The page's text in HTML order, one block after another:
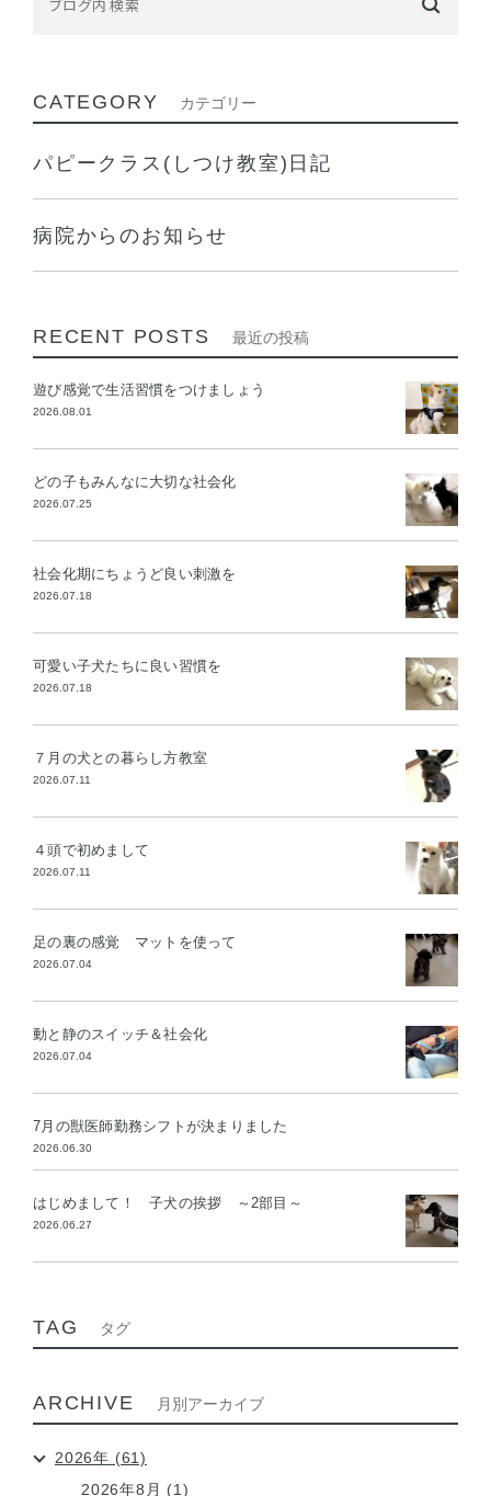
CATEGORY カテゴリー
パピークラス(しつけ教室)日記
病院からのお知らせ
RECENT POSTS 最近の投稿
遊び感覚で生活習慣をつけましょう
2026.08.01
どの子もみんなに大切な社会化
2026.07.25
社会化期にちょうど良い刺激を
2026.07.18
可愛い子犬たちに良い習慣を
2026.07.18
７月の犬との暮らし方教室
2026.07.11
４頭で初めまして
2026.07.11
足の裏の感覚 マットを使って
2026.07.04
動と静のスイッチ＆社会化
2026.07.04
7月の獣医師勤務シフトが決まりました
2026.06.30
はじめまして！ 子犬の挨拶 ～2部目～
2026.06.27
TAG タグ
ARCHIVE 月別アーカイブ
2026年 (61)
2026年8月 (1)